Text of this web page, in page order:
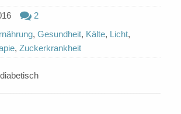
2
, Gesundheit, Kälte, Licht,
, Zuckerkrankheit